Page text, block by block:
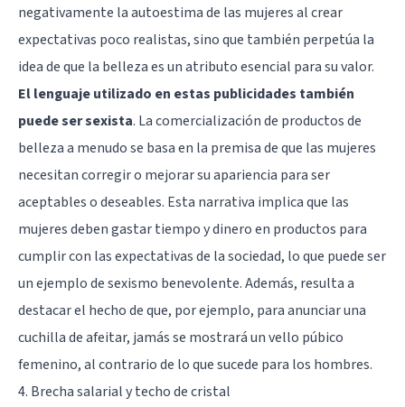
negativamente la autoestima de las mujeres al crear
expectativas poco realistas, sino que también perpetúa la
idea de que la belleza es un atributo esencial para su valor.
El lenguaje utilizado en estas publicidades también
puede ser sexista. La comercialización de productos de
belleza a menudo se basa en la premisa de que las mujeres
necesitan corregir o mejorar su apariencia para ser
aceptables o deseables. Esta narrativa implica que las
mujeres deben gastar tiempo y dinero en productos para
cumplir con las expectativas de la sociedad, lo que puede ser
un ejemplo de sexismo benevolente. Además, resulta a
destacar el hecho de que, por ejemplo, para anunciar una
cuchilla de afeitar, jamás se mostrará un vello púbico
femenino, al contrario de lo que sucede para los hombres.
4. Brecha salarial y techo de cristal